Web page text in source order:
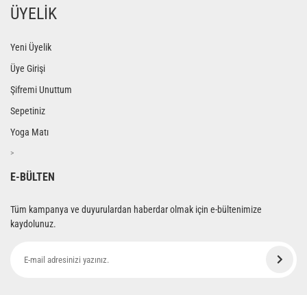
ÜYELİK
Yeni Üyelik
Üye Girişi
Şifremi Unuttum
Sepetiniz
Yoga Matı
>
E-BÜLTEN
Tüm kampanya ve duyurulardan haberdar olmak için e-bültenimize
kaydolunuz.